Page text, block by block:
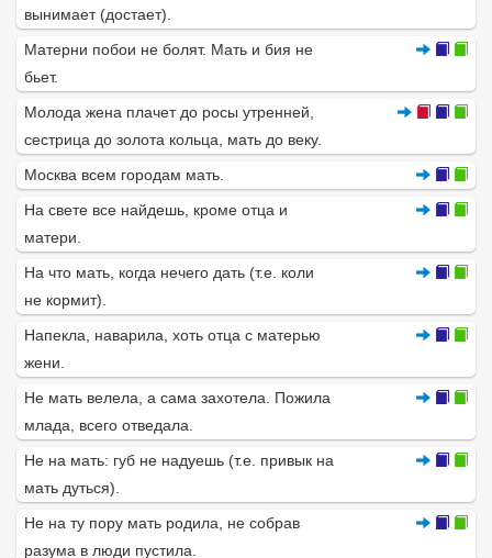
вынимает (достает).
Матерни побои не болят. Мать и бия не
бьет.
Молода жена плачет до росы утренней,
сестрица до золота кольца, мать до веку.
Москва всем городам мать.
На свете все найдешь, кроме отца и
матери.
На что мать, когда нечего дать (т.е. коли
не кормит).
Напекла, наварила, хоть отца с матерью
жени.
Не мать велела, а сама захотела. Пожила
млада, всего отведала.
Не на мать: губ не надуешь (т.е. привык на
мать дуться).
Не на ту пору мать родила, не собрав
разума в люди пустила.